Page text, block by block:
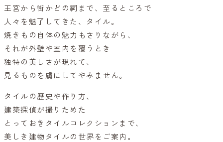
王宮から街かどの祠まで、至るところで
人々を魅了してきた、タイル。
焼きもの自体の魅力もさりながら、
それが外壁や室内を覆うとき
独特の美しさが現れて、
見るものを虜にしてやみません。
タイルの歴史や作り方、
建築探偵が撮りためた
とっておきタイルコレクションまで、
美しき建物タイルの世界をご案内。